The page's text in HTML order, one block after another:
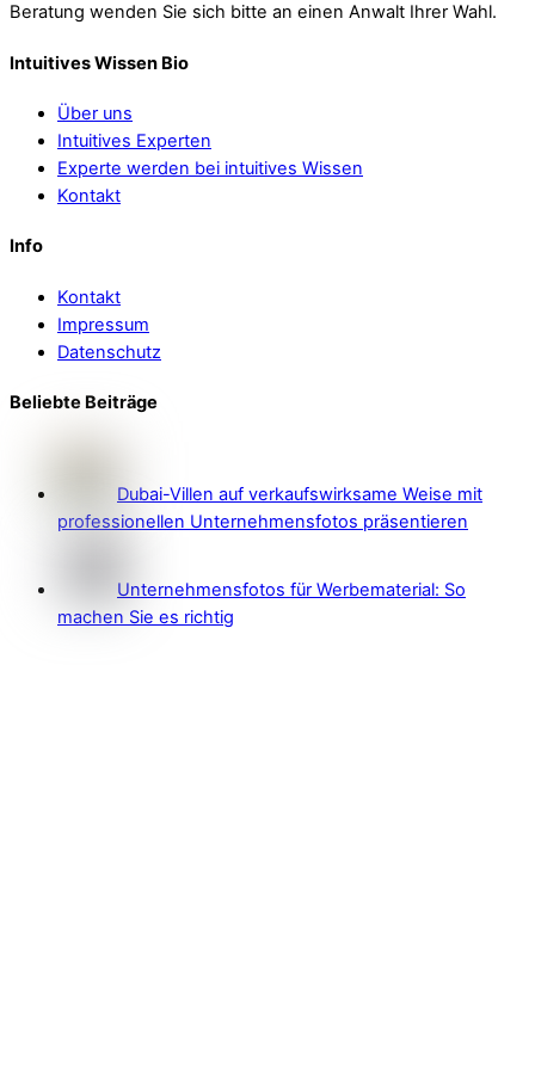
Beratung wenden Sie sich bitte an einen Anwalt Ihrer Wahl.
Intuitives Wissen Bio
Über uns
Intuitives Experten
Experte werden bei intuitives Wissen
Kontakt
Info
Kontakt
Impressum
Datenschutz
Beliebte Beiträge
Dubai-Villen auf verkaufswirksame Weise mit
professionellen Unternehmensfotos präsentieren
Unternehmensfotos für Werbematerial: So
machen Sie es richtig